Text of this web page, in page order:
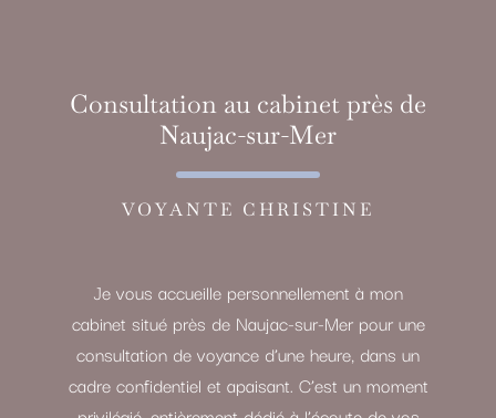
Consultation au cabinet près de
Naujac-sur-Mer
VOYANTE CHRISTINE
Je vous accueille personnellement à mon
cabinet situé près de Naujac-sur-Mer pour une
consultation de voyance d’une heure, dans un
cadre confidentiel et apaisant. C’est un moment